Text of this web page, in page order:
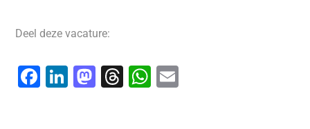
Deel deze vacature:
F
Li M T
W